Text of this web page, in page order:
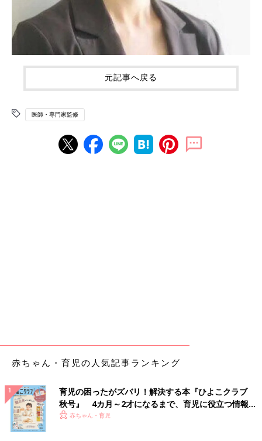
元記事へ戻る
医師・専門家監修
赤ちゃん・育児の人気記事ランキング
育児の困ったがズバリ！解決する本『ひよこクラブ
秋号』 4カ月～2才になるまで、育児に役立つ情報が
いっぱい！
赤ちゃん・育児